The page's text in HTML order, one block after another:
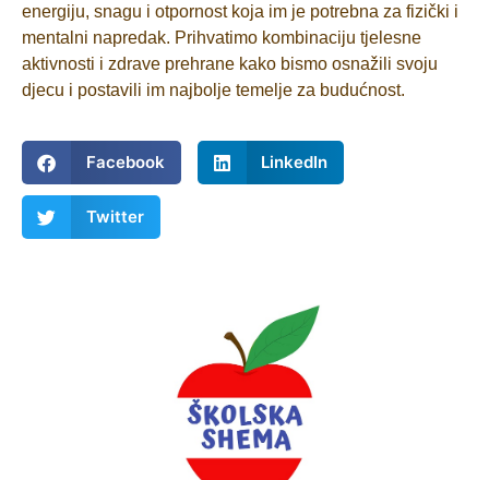
energiju, snagu i otpornost koja im je potrebna za fizički i
mentalni napredak. Prihvatimo kombinaciju tjelesne
aktivnosti i zdrave prehrane kako bismo osnažili svoju
djecu i postavili im najbolje temelje za budućnost.
Facebook LinkedIn
Twitter